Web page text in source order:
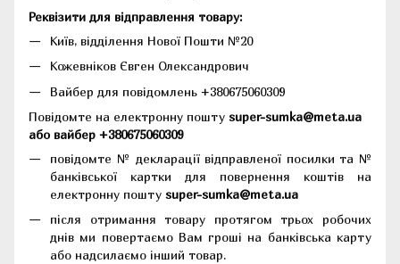
Реквізити для відправлення товару:
Київ, відділення Нової Пошти №20
Кожевніков Євген Олександрович
Вайбер для повідомлень +380675060309
Повідомте на електронну пошту super-sumka@meta.ua
або вайбер +380675060309
повідомте № декларації відправленої посилки та №
банківської картки для повернення коштів на
електронну пошту super-sumka@meta.ua
після отримання товару протягом трьох робочих
днів ми повертаємо Вам гроші на банківська карту
або надсилаємо інший товар.